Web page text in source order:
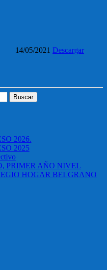
14/05/2021 Descargar
2026.
2025
PRIMER AÑO NIVEL
HOGAR BELGRANO